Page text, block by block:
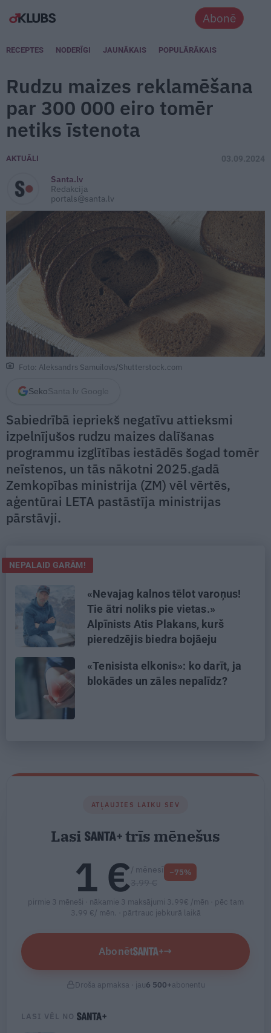
Abonē
RECEPTES NODERĪGI JAUNĀKAIS POPULĀRĀKAIS
Rudzu maizes reklamēšana
par 300 000 eiro tomēr
netiks īstenota
AKTUĀLI 03.09.2024
Santa.lv
Redakcija
portals@santa.lv
Foto: Aleksandrs Samuilovs/Shutterstock.com
Seko Santa.lv Google
Sabiedrībā iepriekš negatīvu attieksmi
izpelnījušos rudzu maizes dalīšanas
programmu izglītības iestādēs šogad tomēr
neīstenos, un tās nākotni 2025.gadā
Zemkopības ministrija (ZM) vēl vērtēs,
aģentūrai LETA pastāstīja ministrijas
pārstāvji.
NEPALAID GARĀM!
«Nevajag kalnos tēlot varoņus!
Tie ātri noliks pie vietas.»
Alpīnists Atis Plakans, kurš
pieredzējis biedra bojāeju
«Tenisista elkonis»: ko darīt, ja
blokādes un zāles nepalīdz?
ATĻAUJIES LAIKU SEV
Lasi trīs mēnešus
1 €/ mēnesī −75%
pirmie 3 mēneši · nākamie 3 maksājumi 3.99€ /mēn · pēc tam
3.99 €/ mēn. · pārtrauc jebkurā laikā
Abonēt →
Droša apmaksa · jau6 500+abonentu
LASI VĒL NO